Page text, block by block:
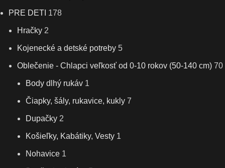
PRE DETI 178
Hračky 2
Kojenecké a detské potreby 5
Oblečenie - Chlapci veľkosť od 0-10 rokov (50-140 cm) 70
Body dlhý rukáv 1
Čiapky, šály, rukavice, kukly 7
Dupačky 2
Košieľky, Kabátiky, Vesty 1
Nohavice 1